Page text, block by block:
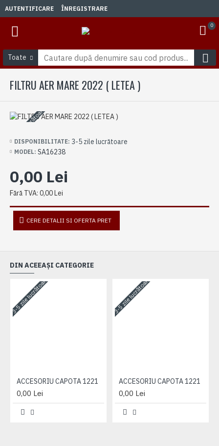
AUTENTIFICARE ÎNREGISTRARE
0
Toate
FILTRU AER MARE 2022 ( LETEA )
3-5 zile lucrătoare
DISPONIBILITATE: 3-5 zile lucrătoare
MODEL: SA16238
0,00 Lei
Fără TVA: 0,00 Lei
CERE DETALII SI OFERTA PRET
DIN ACEEAȘI CATEGORIE
3-5 zile lucrătoare
ACCESORIU CAPOTA 1221
0,00 Lei
3-5 zile lucrătoare
ACCESORIU CAPOTA 1221
0,00 Lei